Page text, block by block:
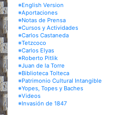
※English Version
※Aportaciones
※Notas de Prensa
※Cursos y Actividades
※Carlos Castaneda
※Tetzcoco
※Carlos Elyas
※Roberto Pitlik
※Juan de la Torre
※Biblioteca Tolteca
※Patrimonio Cultural Intangible
※Yopes, Topes y Baches
※Videos
※Invasión de 1847